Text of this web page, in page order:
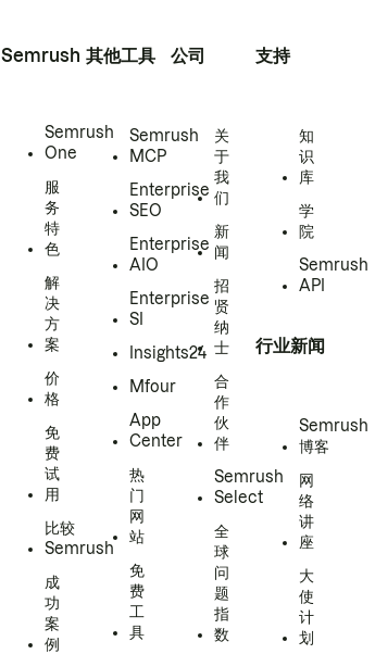
Semrush
Semrush
One
服
务
特
色
解
决
方
案
价
格
免
费
试
用
比较
Semrush
成
功
案
例
其他工具
Semrush
MCP
Enterprise
SEO
Enterprise
AIO
Enterprise
SI
Insights24
Mfour
App
Center
热
门
网
站
免
费
工
具
公司
关
于
我
们
新
闻
招
贤
纳
士
合
作
伙
伴
Semrush
Select
全
球
问
题
指
数
支持
知
识
库
学
院
Semrush
API
行业新闻
Semrush
博客
网
络
讲
座
大
使
计
划